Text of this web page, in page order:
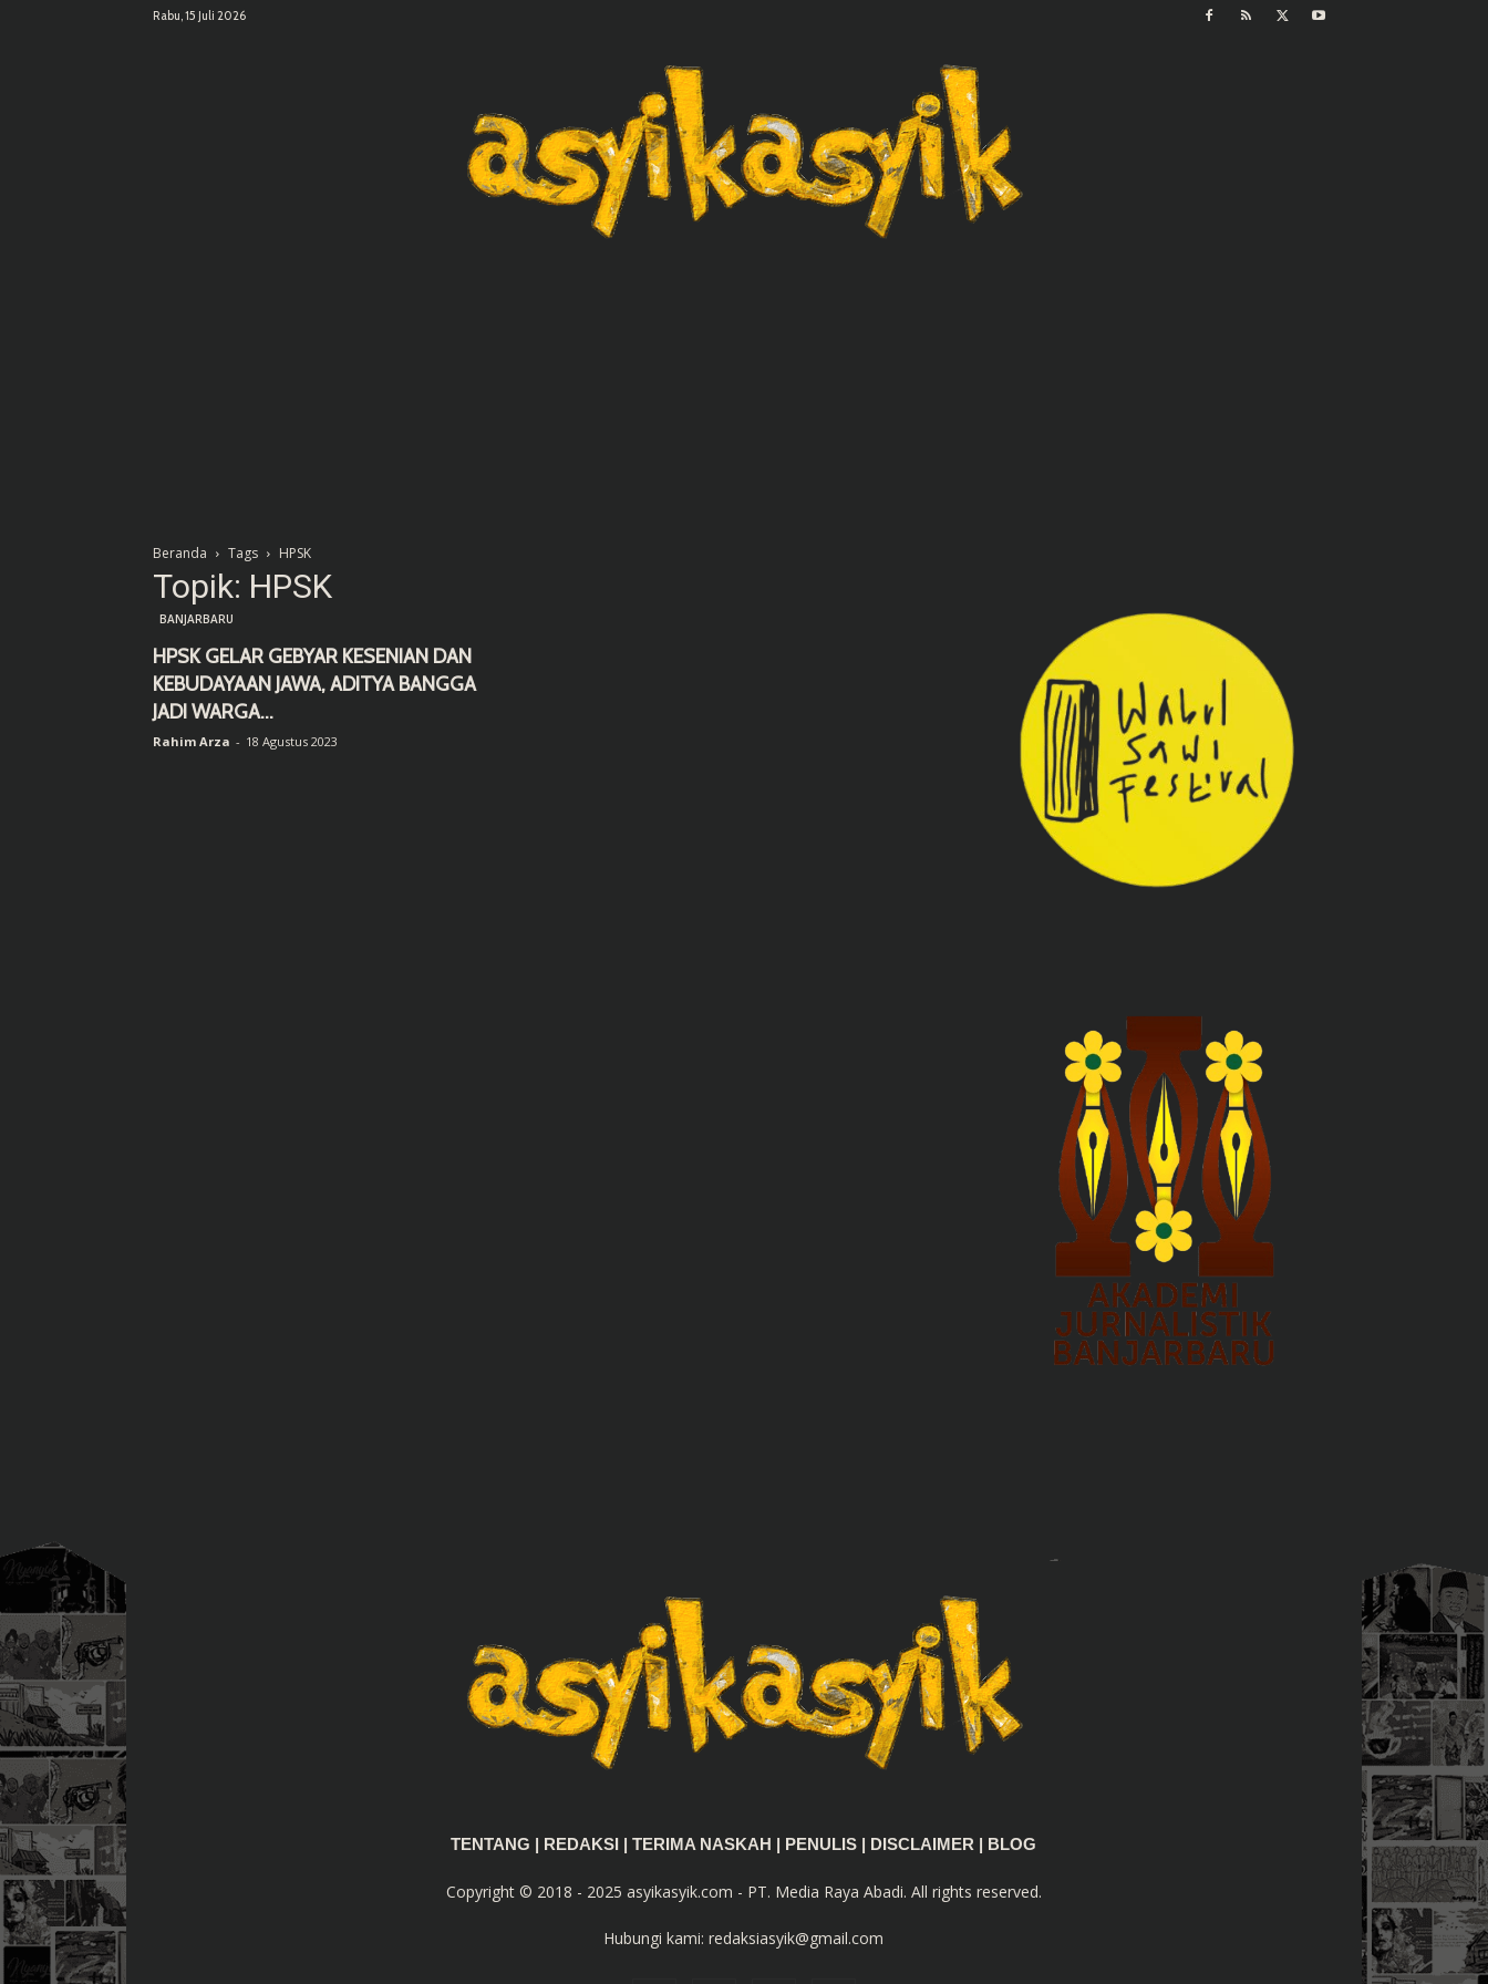
Rabu, 15 Juli 2026
Beranda Tags HPSK
Topik: HPSK
BANJARBARU
HPSK GELAR GEBYAR KESENIAN DAN
KEBUDAYAAN JAWA, ADITYA BANGGA
JADI WARGA...
Rahim Arza - 18 Agustus 2023
TENTANG REDAKSI TERIMA NASKAH PENULIS DISCLAIMER BLOG
Copyright © 2018 - 2025 asyikasyik.com - PT. Media Raya Abadi. All rights reserved.
Hubungi kami:redaksiasyik@gmail.com